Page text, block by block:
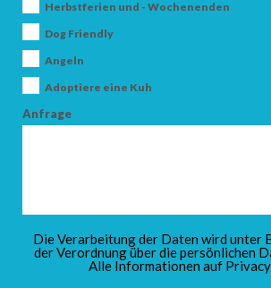
Herbstferien und - Wochenenden
Dog Friendly
Angeln
Adoptiere eine Kuh
Anfrage
Die Verarbeitung der Daten wird unter
der Verordnung über die persönlichen
Alle Informationen auf